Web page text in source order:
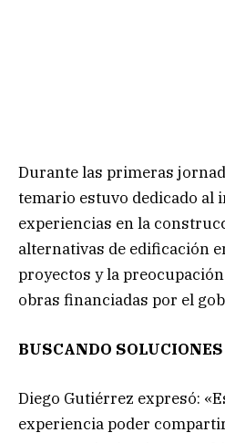
Durante las primeras
temario estuvo dedicado al
experiencias en la
alternativas de edificación
proyectos y la
obras financiadas por el
BUSCANDO
Diego Gutiérrez expresó:
experiencia poder